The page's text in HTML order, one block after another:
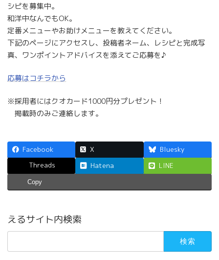
シピを募集中。
和洋中なんでもOK。
定番メニューやお助けメニューを教えてください。
下記のページにアクセスし、投稿者ネーム、レシピと完成写
真、ワンポイントアドバイスを添えてご応募を♪
応募はコチラから
※採用者にはクオカード1000円分プレゼント！
掲載時のみご連絡します。
Facebook X
Bluesky
Threads
Hatena LINE
Copy
えるサイト内検索